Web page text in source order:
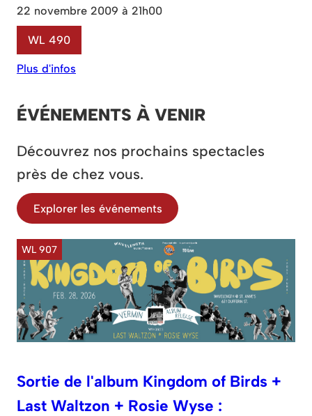
22 novembre 2009 à 21h00
WL 490
Plus d'infos
ÉVÉNEMENTS À VENIR
Découvrez nos prochains spectacles
près de chez vous.
Explorer les événements
WL 907
Sortie de l'album Kingdom of Birds +
Last Waltzon + Rosie Wyse :